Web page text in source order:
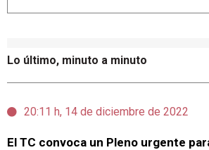
Lo último, minuto a minuto
20:11 h, 14 de diciembre de 2022
El TC convoca un Pleno urgente